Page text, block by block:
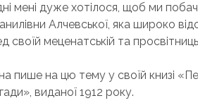
мені дуже хотілося, щоб ми
Алчевської, яка широко
своїй меценатській та
пише на цю тему у своїй книзі
виданої 1912 року.